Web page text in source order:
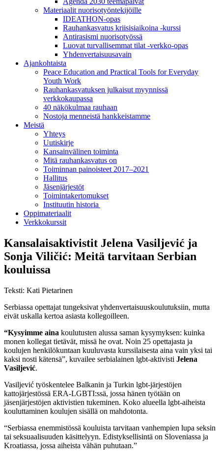
Materiaalit nuorisotyöntekijöille
IDEATHON-opas
Rauhankasvatus kriisisiaikoina -kurssi
Antirasismi nuorisotyössä
Luovat turvalli­semmat tilat -verkko-opas
Yhdenvertai­suus­avain
Ajankohtaista
Peace Education and Practical Tools for Everyday
Youth Work
Rauhankasvatuksen julkaisut myynnissä
verkkokaupassa
40 näkökulmaa rauhaan
Nostoja menneistä hankkeistamme
Meistä
Yhteys
Uutiskirje
Kansainvälinen toiminta
Mitä rauhankasvatus on
Toiminnan painoisteet 2017–2021
Hallitus
Jäsenjärjestöt
Toimintakertomukset
Instituutin historia
Oppimateriaalit
Verkkokurssit
Kansalaisaktivistit Jelena Vasiljević ja
Sonja Viličić: Meitä tarvitaan Serbian
kouluissa
Teksti: Kati Pietarinen
Serbiassa opettajat tungeksivat yhdenvertaisuuskoulutuksiin, mutta
eivät uskalla kertoa asiasta kollegoilleen.
“Kysyimme aina koulutusten alussa saman kysymyksen: kuinka
monen kollegat tietävät, missä he ovat. Noin 25 opettajasta ja
koulujen henkilökuntaan kuuluvasta kurssilaisesta aina vain yksi tai
kaksi nosti kätensä”, kuvailee serbialainen lgbt-aktivisti Jelena
Vasiljević.
Vasiljević työskentelee Balkanin ja Turkin lgbt-järjestöjen
kattojärjestössä ERA-LGBTI:ssä, jossa hänen työtään on
jäsenjärjestöjen aktivistien tukeminen. Koko alueella lgbt-aiheista
kouluttaminen koulujen sisällä on mahdotonta.
“Serbiassa enemmistössä kouluista tarvitaan vanhempien lupa seksin
tai seksuaalisuuden käsittelyyn. Edistyksellisintä on Sloveniassa ja
Kroatiassa, jossa aiheista vähän puhutaan.”